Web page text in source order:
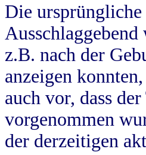
Die
z.B. nach der
anzeigen
auch vor, dass
vorgenommen
der derzeitigen